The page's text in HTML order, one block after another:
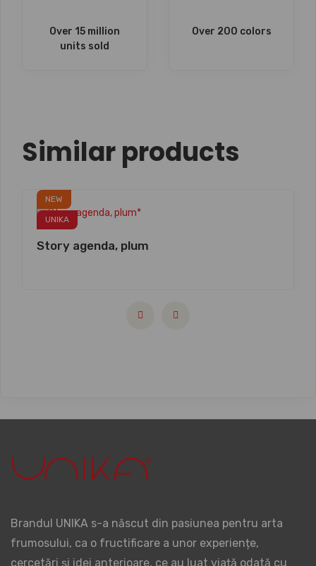
Over 15 million
units sold
Over 200 colors
Similar products
NEW
UNIKA
Story agenda, plum
Brandul UNIKA s-a născut din pasiunea pentru arta
frumosului, ca o fructificare a unor experiențe,
cercetări și idei anterioare, ce au luat viață odată cu